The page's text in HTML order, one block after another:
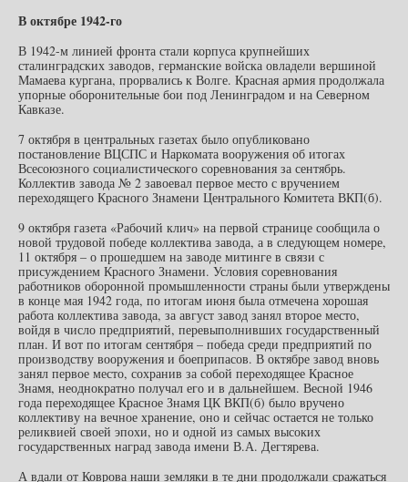
В октябре 1942-го
В 1942-м линией фронта стали корпуса крупнейших
сталинградских заводов, германские войска овладели вершиной
Мамаева кургана, прорвались к Волге. Красная армия продолжала
упорные оборонительные бои под Ленинградом и на Северном
Кавказе.
7 октября в центральных газетах было опубликовано
постановление ВЦСПС и Наркомата вооружения об итогах
Всесоюзного социалистического соревнования за сентябрь.
Коллектив завода № 2 завоевал первое место с вручением
переходящего Красного Знамени Центрального Комитета ВКП(б).
9 октября газета «Рабочий клич» на первой странице сообщила о
новой трудовой победе коллектива завода, а в следующем номере,
11 октября – о прошедшем на заводе митинге в связи с
присуждением Красного Знамени. Условия соревнования
работников оборонной промышленности страны были утверждены
в конце мая 1942 года, по итогам июня была отмечена хорошая
работа коллектива завода, за август завод занял второе место,
войдя в число предприятий, перевыполнивших государственный
план. И вот по итогам сентября – победа среди предприятий по
производству вооружения и боеприпасов. В октябре завод вновь
занял первое место, сохранив за собой переходящее Красное
Знамя, неоднократно получал его и в дальнейшем. Весной 1946
года переходящее Красное Знамя ЦК ВКП(б) было вручено
коллективу на вечное хранение, оно и сейчас остается не только
реликвией своей эпохи, но и одной из самых высоких
государственных наград завода имени В.А. Дегтярева.
А вдали от Коврова наши земляки в те дни продолжали сражаться